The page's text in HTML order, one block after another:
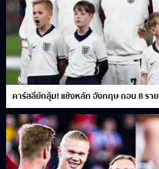
คาร์สลีย์กลุ้ม! แข้งหลัก อังกฤษ ถอน 8 ราย